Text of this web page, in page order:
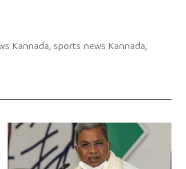
Kannada, sports news Kannada,